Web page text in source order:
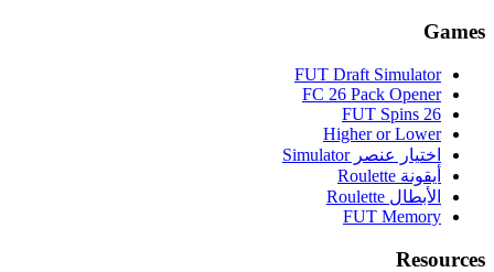
Games
FUT Draft Simulator
FC 26 Pack Opener
FUT Spins 26
Higher or Lower
اختيار عنصر Simulator
أيقونة Roulette
الأبطال Roulette
FUT Memory
Resources